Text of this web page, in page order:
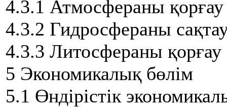
4.3.1 Атмосфераны қорғау
4.3.2 Гидросфераны
4.3.3 Литосфераны қорғау
5 Экономикалық бөлім
5.1 Өндірістік